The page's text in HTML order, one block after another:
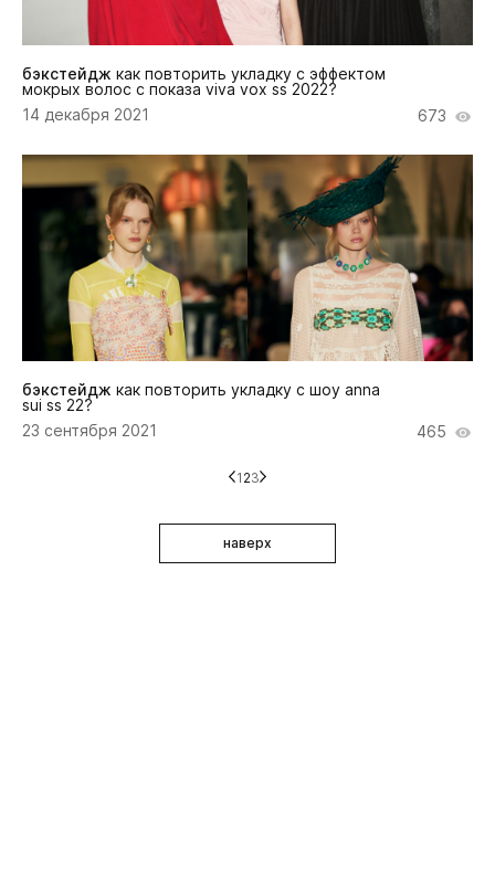
бэкстейдж как повторить укладку с эффектом
мокрых волос с показа viva vox ss 2022?
14 декабря 2021
673
бэкстейдж как повторить укладку с шоу anna
sui ss 22?
23 сентября 2021
465
1 23
наверх